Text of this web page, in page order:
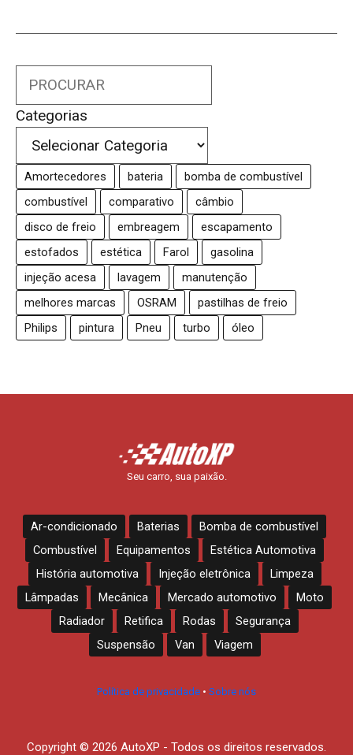
Search
Categorias
Amortecedores bateria
bomba de combustível
combustível
comparativo
câmbio
disco de freio
embreagem
escapamento
estofados
estética Farol
gasolina
injeção acesa
lavagem
manutenção
melhores marcas
OSRAM
pastilhas de freio
Philips
pintura Pneu turbo óleo
Seu carro, sua paixão.
Ar-condicionado Baterias
Bomba de combustível
Combustível
Equipamentos
Estética Automotiva
História automotiva
Injeção eletrônica
Limpeza
Lâmpadas
Mecânica Mercado automotivo
Moto
Radiador
Retifica Rodas
Segurança
Suspensão
Van Viagem
Política de privacidade • Sobre nós
Copyright © 2026 AutoXP - Todos os direitos reservados.